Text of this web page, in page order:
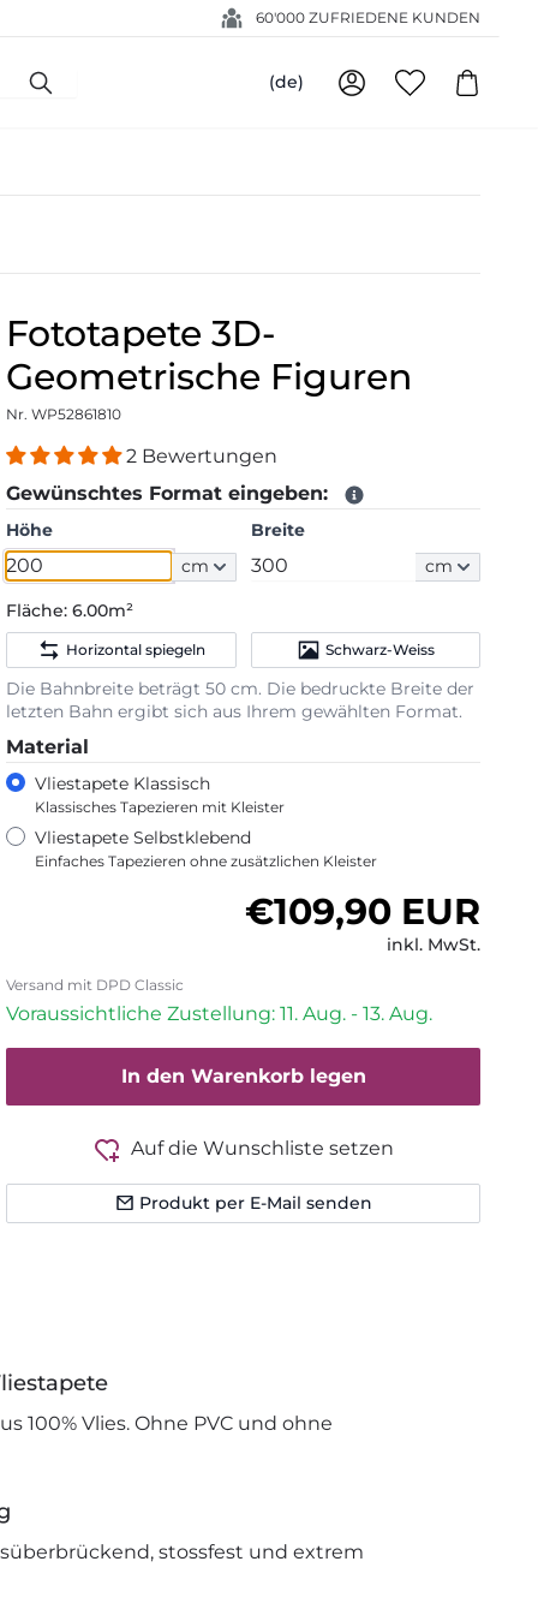
60'000 ZUFRIEDENE KUNDEN
(de)
Fototapete 3D-
Geometrische Figuren
Nr. WP52861810
2 Bewertungen
Gewünschtes Format eingeben:
Höhe
cm
Breite
cm
Fläche:6.00m²
Horizontal spiegeln Schwarz-Weiss
Die Bahnbreite beträgt 50 cm. Die bedruckte Breite der
letzten Bahn ergibt sich aus Ihrem gewählten Format.
Material
Vliestapete Klassisch
Klassisches Tapezieren mit Kleister
Vliestapete Selbstklebend
Einfaches Tapezieren ohne zusätzlichen Kleister
Normaler Preis
€109,90 EUR
inkl. MwSt.
Versand mit DPD Classic
Voraussichtliche Zustellung: 11. Aug. - 13. Aug.
In den Warenkorb legen
Auf die Wunschliste setzen
Produkt per E-Mail senden
100% Vlies. Ohne PVC und ohne
stossfest und extrem